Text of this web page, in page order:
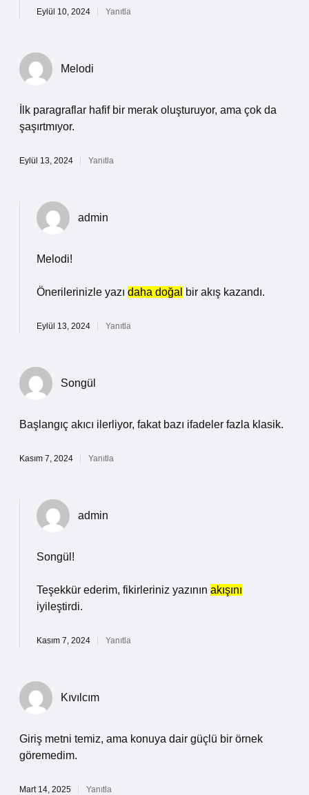
Eylül 10, 2024 Yanıtla
Melodi
İlk paragraflar hafif bir merak oluşturuyor, ama çok da
şaşırtmıyor.
Eylül 13, 2024 Yanıtla
admin
Melodi!
Önerilerinizle yazı daha doğal bir akış kazandı.
Eylül 13, 2024 Yanıtla
Songül
Başlangıç akıcı ilerliyor, fakat bazı ifadeler fazla klasik.
Kasım 7, 2024 Yanıtla
admin
Songül!
Teşekkür ederim, fikirleriniz yazının akışını
iyileştirdi.
Kasım 7, 2024 Yanıtla
Kıvılcım
Giriş metni temiz, ama konuya dair güçlü bir örnek
göremedim.
Mart 14, 2025 Yanıtla